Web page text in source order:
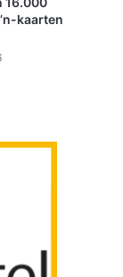
kaarten